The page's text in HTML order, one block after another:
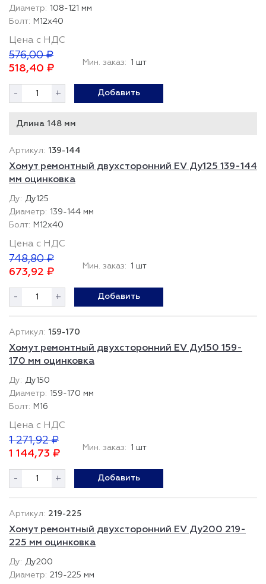
108-121 мм
М12х40
Цена с НДС
576,00 ₽
518,40 ₽
Мин. заказ: 1 шт
- + Добавить
Длина 148 мм
139-144
Хомут ремонтный двухсторонний EV Ду125 139-144
мм оцинковка
Ду125
139-144 мм
М12х40
Цена с НДС
748,80 ₽
673,92 ₽
Мин. заказ: 1 шт
- + Добавить
159-170
Хомут ремонтный двухсторонний EV Ду150 159-
170 мм оцинковка
Ду150
159-170 мм
М16
Цена с НДС
1 271,92 ₽
1 144,73 ₽
Мин. заказ: 1 шт
- + Добавить
219-225
Хомут ремонтный двухсторонний EV Ду200 219-
225 мм оцинковка
Ду200
219-225 мм